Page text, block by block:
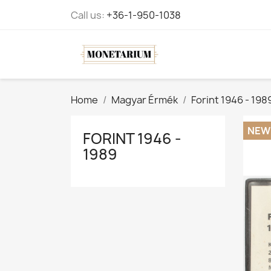
Call us: +36-1-950-1038
Home Magyar Érmék Forint 1946 -
FORINT 1946 -
1989
NEW